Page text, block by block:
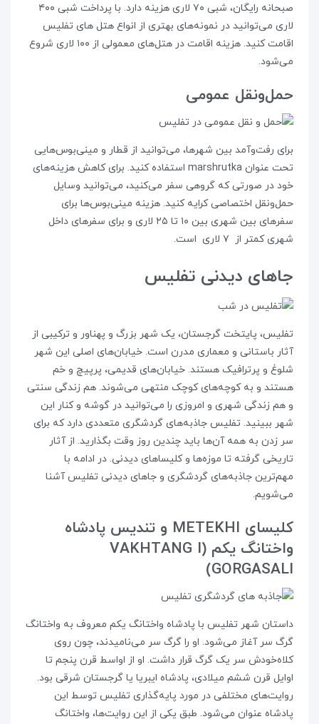
صبحانه رایگان، شبی ۷۰ لاری هزینه دارد. با پرداخت شبی ۴۰۰
لاری می‌توانید در نمونه‌های بهتری از انواع هتل های تفلیس
اقامت کنید. هزینه‌ اقامت در هتل‌های معمولی از ۱۰۰ لاری شروع
می‌شود.
حمل‌و‌نقل عمومی
برای رفت‌و‌آمد بین شهرها، می‌توانید از قطار و مینی‌بوس‌هایی
تحت عنوان marshrutka استفاده کنید. برای کاهش هزینه‌های
خود در صورتی که گروهی سفر می‌کنید، می‌توانید وسایل
حمل‌و‌نقل اختصاصی کرایه کنید. هزینه‌ مینی‌بوس‌ها برای
سفرهای بین شهری بین ۱۰ تا ۲۵ لاری و برای سفرهای داخل
شهری کمتر از ۷ لاری است.
جاهای دیدنی تفلیس
تفلیس، پایتخت گرجستان، یک شهر بزرگ و پهناور و ترکیبی از
آثار باستانی و معماری مدرن است. خیابان‌های اصلی این شهر
شلوغ و پرترافیک هستند. خیابان‌های قدیمی، پرپیچ و خم
هستند و به کوچه‌های کوچک منتهی می‌شوند. هم زندگی سنتی
و هم زندگی شهری و امروزی را می‌توانید در گوشه و کنار این
شهر ببینید. تفلیس جاذبه‌های گردشگری متعددی دارد که برای
سر زدن به همه‌ آن‌ها باید چندین روز وقت بگذارید. از آثار
تاریخی گرفته تا موزه‌ها و کلیساهای دیدنی. در ادامه با
مهم‌ترین جاذبه‌های گردشگری و جاهای دیدنی تفلیس آشنا
می‌شویم.
کلیسای METEKHI و تندیس پادشاه
واختانگ یکم (VAKHTANG I
GORGASALI)
داستان شهر تفلیس با پادشاه واختانگ یکم معروف به واختانگ
گرگ سر آغاز می‌شود. او را گرگ سر می‌نامیدند، چون روی
کلاه‌خودش سر یک گرگ قرار داشت. او از اواسط قرن پنجم تا
اوایل قرن ششم میلادی، پادشاه ایبریا یا گرجستان شرقی بود.
روایت‌های مختلفی در مورد پایه‌گذاری تفلیس توسط این
پادشاه عنوان می‌شود. طبق یکی از این روایت‌ها، واختانگ